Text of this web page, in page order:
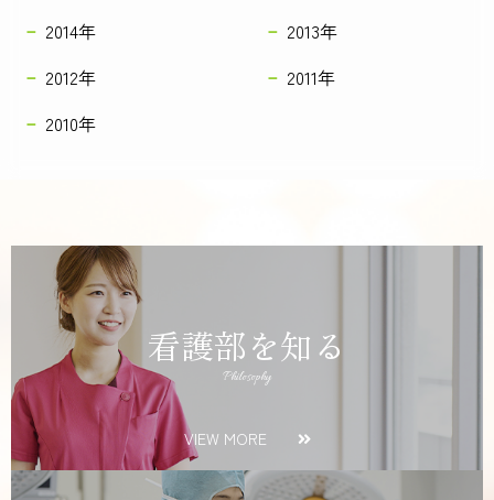
2014年
2013年
2012年
2011年
2010年
看護部を知る
Philosophy
VIEW MORE